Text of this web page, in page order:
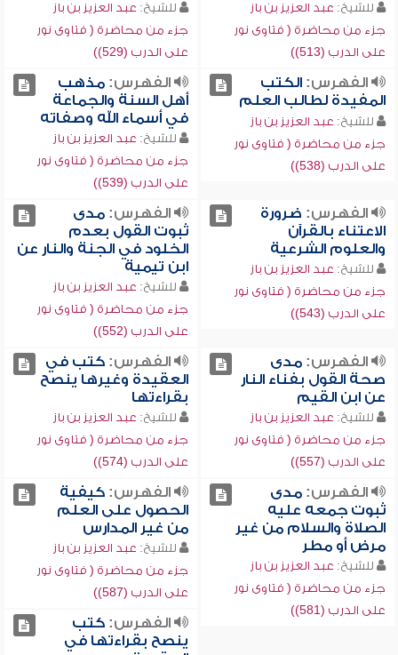
للشيخ: عبد العزيز بن باز
جزء من محاضرة ( فتاوى نور
على الدرب (513))
للشيخ: عبد العزيز بن باز
جزء من محاضرة ( فتاوى نور
على الدرب (529))
الفهرس:الكتب
المفيدة لطالب العلم
للشيخ: عبد العزيز بن باز
جزء من محاضرة ( فتاوى نور
على الدرب (538))
الفهرس:مذهب
أهل السنة والجماعة
في أسماء الله وصفاته
للشيخ: عبد العزيز بن باز
جزء من محاضرة ( فتاوى نور
على الدرب (539))
الفهرس: ضرورة
الاعتناء بالقرآن
والعلوم الشرعية
للشيخ: عبد العزيز بن باز
جزء من محاضرة ( فتاوى نور
على الدرب (543))
الفهرس:مدى
ثبوت القول بعدم
الخلود في الجنة والنار عن
ابن تيمية
للشيخ: عبد العزيز بن باز
جزء من محاضرة ( فتاوى نور
على الدرب (552))
الفهرس:مدى
صحة القول بفناء النار
عن ابن القيم
للشيخ: عبد العزيز بن باز
جزء من محاضرة ( فتاوى نور
على الدرب (557))
الفهرس:كتب في
العقيدة وغيرها ينصح
بقراءتها
للشيخ: عبد العزيز بن باز
جزء من محاضرة ( فتاوى نور
على الدرب (574))
الفهرس:مدى
ثبوت جمعه عليه
الصلاة والسلام من غير
مرض أو مطر
للشيخ: عبد العزيز بن باز
جزء من محاضرة ( فتاوى نور
على الدرب (581))
الفهرس:كيفية
الحصول على العلم
من غير المدارس
للشيخ: عبد العزيز بن باز
جزء من محاضرة ( فتاوى نور
على الدرب (587))
الفهرس:كتب
ينصح بقراءتها في